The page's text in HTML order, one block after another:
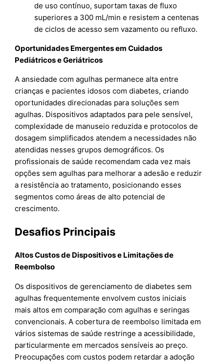
de uso contínuo, suportam taxas de fluxo
superiores a 300 mL/min e resistem a centenas
de ciclos de acesso sem vazamento ou refluxo.
Oportunidades Emergentes em Cuidados
Pediátricos e Geriátricos
A ansiedade com agulhas permanece alta entre
crianças e pacientes idosos com diabetes, criando
oportunidades direcionadas para soluções sem
agulhas. Dispositivos adaptados para pele sensível,
complexidade de manuseio reduzida e protocolos de
dosagem simplificados atendem a necessidades não
atendidas nesses grupos demográficos. Os
profissionais de saúde recomendam cada vez mais
opções sem agulhas para melhorar a adesão e reduzir
a resistência ao tratamento, posicionando esses
segmentos como áreas de alto potencial de
crescimento.
Desafios Principais
Altos Custos de Dispositivos e Limitações de
Reembolso
Os dispositivos de gerenciamento de diabetes sem
agulhas frequentemente envolvem custos iniciais
mais altos em comparação com agulhas e seringas
convencionais. A cobertura de reembolso limitada em
vários sistemas de saúde restringe a acessibilidade,
particularmente em mercados sensíveis ao preço.
Preocupações com custos podem retardar a adoção